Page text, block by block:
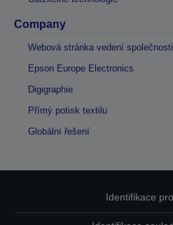
Company
Webová stránka vedení společnosti
Epson Europe Electronics
Digigraphie
Přímý potisk textilu
Globální řešení
Identifikace